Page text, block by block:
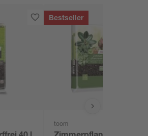
Bestseller
toom